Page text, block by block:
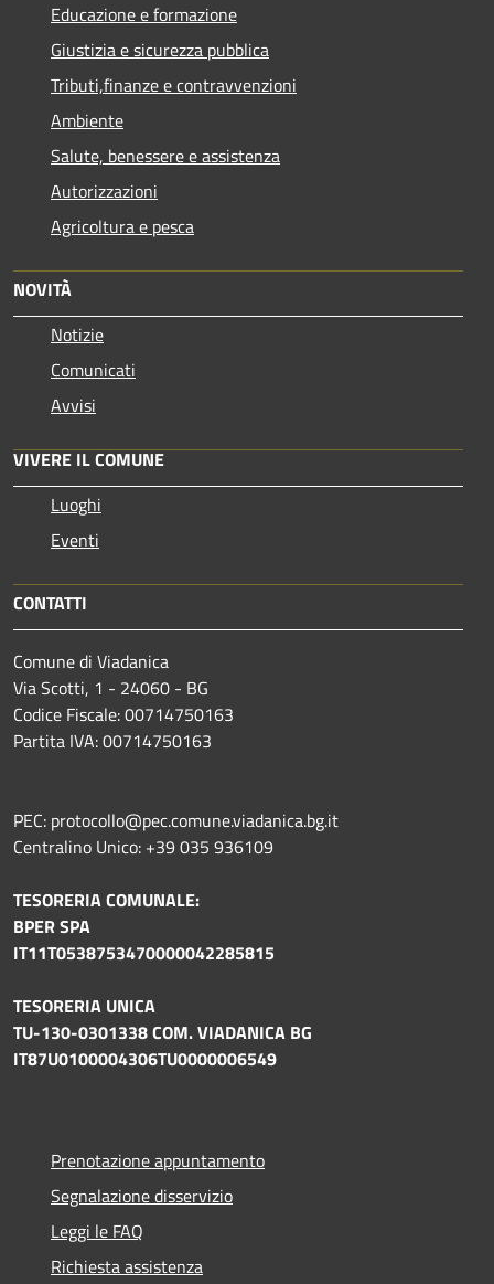
Educazione e formazione
Giustizia e sicurezza pubblica
Tributi,finanze e contravvenzioni
Ambiente
Salute, benessere e assistenza
Autorizzazioni
Agricoltura e pesca
NOVITÀ
Notizie
Comunicati
Avvisi
VIVERE IL COMUNE
Luoghi
Eventi
CONTATTI
Comune di Viadanica
Via Scotti, 1 - 24060 - BG
Codice Fiscale: 00714750163
Partita IVA: 00714750163
PEC: protocollo@pec.comune.viadanica.bg.it
Centralino Unico: +39 035 936109
TESORERIA COMUNALE:
BPER SPA
IT11T0538753470000042285815
TESORERIA UNICA
TU-130-0301338 COM. VIADANICA BG
IT87U0100004306TU0000006549
Prenotazione appuntamento
Segnalazione disservizio
Leggi le FAQ
Richiesta assistenza